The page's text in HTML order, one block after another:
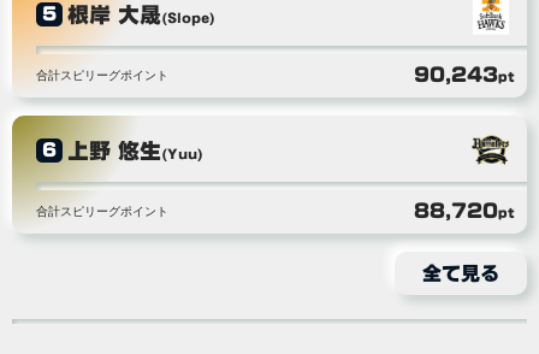
5 根岸 大晟(Slope)
合計スピリーグポイント 90,243pt
6 上野 悠生(Yuu)
合計スピリーグポイント 88,720pt
全て見る